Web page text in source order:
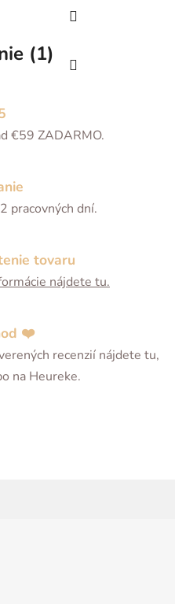
€59 ZADARMO.
pracovných dní.
tovaru
nájdete tu.
❤️
recenzií nájdete tu,
na Heureke.
(1)